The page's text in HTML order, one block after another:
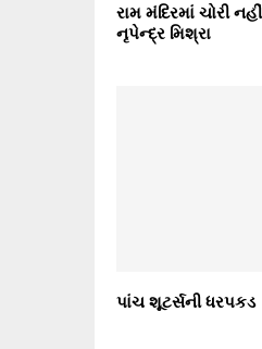
રામ મંદિરમાં ચોરી
નૃપેન્દ્ર મિશ્રા
પાંચ શૂટર્સની ધરપકડ